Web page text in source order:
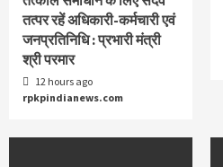
तत्पर रहें अधिकारी-कर्मचारी एवं
जनप्रतिनिधि : प्रभारी मंत्री
श्री परमार
12 hours ago
rpkpindianews.com